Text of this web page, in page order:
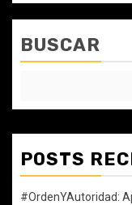
BUSCAR
POSTS
#OrdenYAutoridad: